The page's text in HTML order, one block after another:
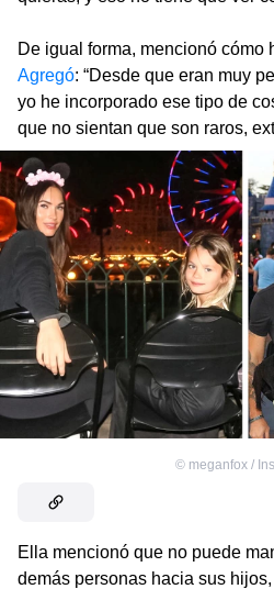
De igual forma, mencionó cómo
Agregó: “Desde que eran muy
yo he incorporado ese tipo de
que no sientan que son raros,
© meganfox /
Ella mencionó que no puede
demás personas hacia sus